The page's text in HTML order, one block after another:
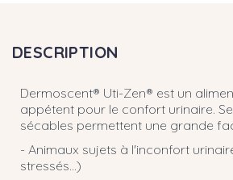
DESCRIPTION
Dermoscent® Uti-Zen® est un
appétent pour le confort urinaire.
sécables permettent une grande
- Animaux sujets à l'inconfort
stressés…)